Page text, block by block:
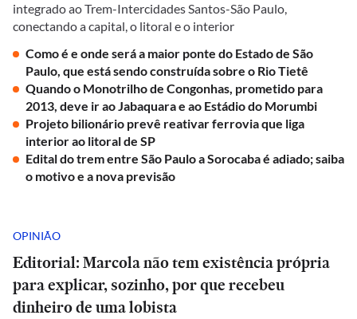
integrado ao Trem-Intercidades Santos-São Paulo,
conectando a capital, o litoral e o interior
Como é e onde será a maior ponte do Estado de São
Paulo, que está sendo construída sobre o Rio Tietê
Quando o Monotrilho de Congonhas, prometido para
2013, deve ir ao Jabaquara e ao Estádio do Morumbi
Projeto bilionário prevê reativar ferrovia que liga
interior ao litoral de SP
Edital do trem entre São Paulo a Sorocaba é adiado; saiba
o motivo e a nova previsão
OPINIÃO
Editorial: Marcola não tem existência própria
para explicar, sozinho, por que recebeu
dinheiro de uma lobista